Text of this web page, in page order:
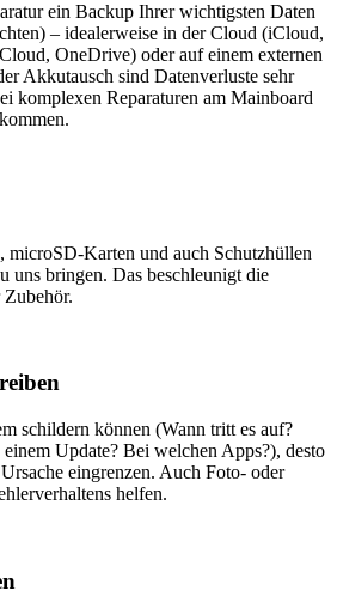
ein Backup Ihrer wichtigsten Daten
– idealerweise in der Cloud (iCloud,
OneDrive) oder auf einem externen
Akkutausch sind Datenverluste sehr
komplexen Reparaturen am Mainboard
microSD-Karten und auch Schutzhüllen
uns bringen. Das beschleunigt die
schildern können (Wann tritt es auf?
Update? Bei welchen Apps?), desto
eingrenzen. Auch Foto- oder
helfen.